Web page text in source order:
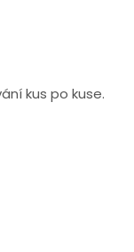
kus po kuse.